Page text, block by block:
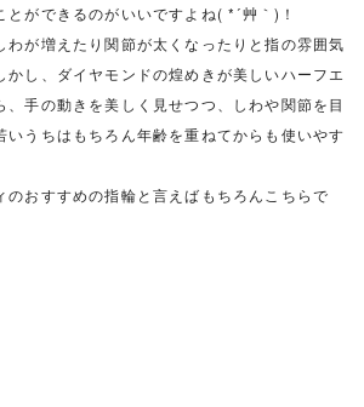
ができるのがいいですよね( *´艸｀)！
わが増えたり関節が太くなったりと指の雰囲気
かし、ダイヤモンドの煌めきが美しいハーフエ
、手の動きを美しく見せつつ、しわや関節を目
いうちはもちろん年齢を重ねてからも使いやす
のおすすめの指輪と言えばもちろんこちらで